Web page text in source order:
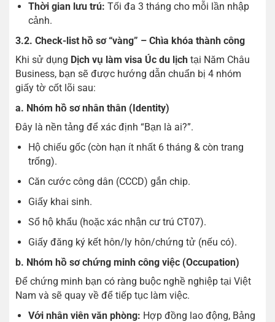
Thời gian lưu trú: Tối đa 3 tháng cho mỗi lần nhập
cảnh.
3.2. Check-list hồ sơ “vàng” – Chìa khóa thành công
Khi sử dụng Dịch vụ làm visa Úc du lịch tại Năm Châu
Business, bạn sẽ được hướng dẫn chuẩn bị 4 nhóm
giấy tờ cốt lõi sau:
a. Nhóm hồ sơ nhân thân (Identity)
Đây là nền tảng để xác định “Bạn là ai?”.
Hộ chiếu gốc (còn hạn ít nhất 6 tháng & còn trang
trống).
Căn cước công dân (CCCD) gắn chip.
Giấy khai sinh.
Sổ hộ khẩu (hoặc xác nhận cư trú CT07).
Giấy đăng ký kết hôn/ly hôn/chứng tử (nếu có).
b. Nhóm hồ sơ chứng minh công việc (Occupation)
Để chứng minh bạn có ràng buộc nghề nghiệp tại Việt
Nam và sẽ quay về để tiếp tục làm việc.
Với nhân viên văn phòng: Hợp đồng lao động, Bảng